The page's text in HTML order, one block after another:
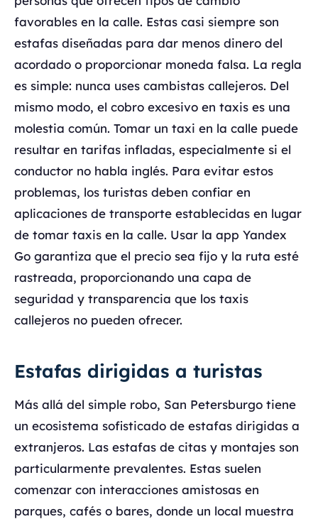
favorables en la calle. Estas casi siempre son
estafas diseñadas para dar menos dinero del
acordado o proporcionar moneda falsa. La regla
es simple: nunca uses cambistas callejeros. Del
mismo modo, el cobro excesivo en taxis es una
molestia común. Tomar un taxi en la calle puede
resultar en tarifas infladas, especialmente si el
conductor no habla inglés. Para evitar estos
problemas, los turistas deben confiar en
aplicaciones de transporte establecidas en lugar
de tomar taxis en la calle. Usar la app Yandex
Go garantiza que el precio sea fijo y la ruta esté
rastreada, proporcionando una capa de
seguridad y transparencia que los taxis
callejeros no pueden ofrecer.
Estafas dirigidas a turistas
Más allá del simple robo, San Petersburgo tiene
un ecosistema sofisticado de estafas dirigidas a
extranjeros. Las estafas de citas y montajes son
particularmente prevalentes. Estas suelen
comenzar con interacciones amistosas en
parques, cafés o bares, donde un local muestra